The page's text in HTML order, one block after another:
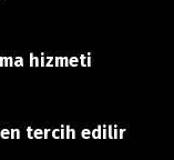
hizmeti
tercih edilir